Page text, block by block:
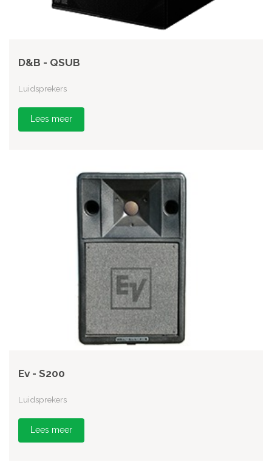
D&B - QSUB
Luidsprekers
Lees meer
Ev - S200
Luidsprekers
Lees meer